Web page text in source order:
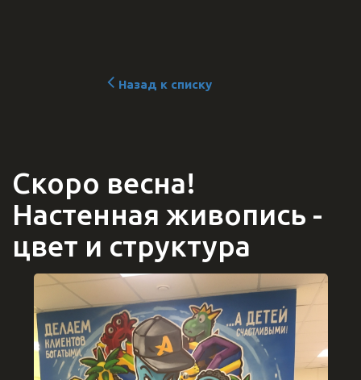
Назад к списку
Скоро весна!
Настенная живопись -
цвет и структура